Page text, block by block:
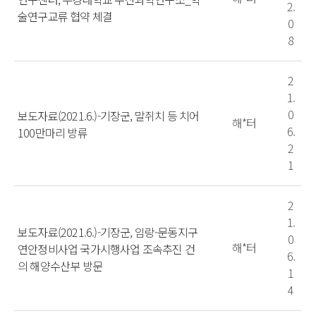
술연구교류 협약 체결
2.
0
8
보도자료(2021.6.)-기장군, 말쥐치 등 치어
100만마리 방류
해*터
2
1.
0
6.
2
1
보도자료(2021.6.)-기장군, 임랑-문동지구
연안정비사업 국가시행사업 조속추진 건
의 해양수산부 방문
해*터
2
1.
0
6.
1
4